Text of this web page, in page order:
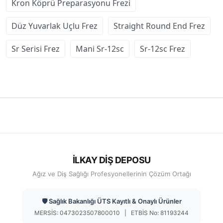
Kron Köprü Preparasyonu Frezi
Düz Yuvarlak Uçlu Frez Straight Round End Frez
Sr Serisi Frez Mani Sr-12sc Sr-12sc Frez
İLKAY DİŞ DEPOSU
Ağız ve Diş Sağlığı Profesyonellerinin Çözüm Ortağı
🛡️ Sağlık Bakanlığı ÜTS Kayıtlı & Onaylı Ürünler
MERSİS: 0473023507800010 | ETBİS No: 81193244